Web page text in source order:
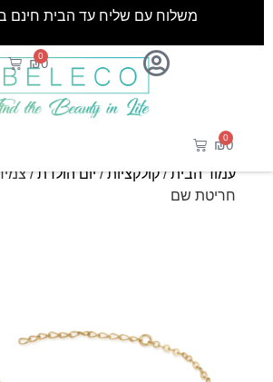
₪0
0
משלוח עם שליח עד הבית חינם
₪0
0
עמוד הבית/קולקציות/יום הולדת/
חריטת שם